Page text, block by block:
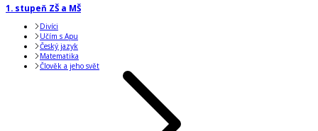
1. stupeň ZŠ a MŠ
Divíci
Učím s Apu
Český jazyk
Matematika
Člověk a jeho svět